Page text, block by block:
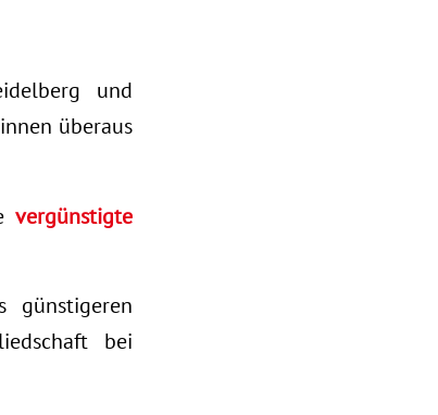
und
überaus
vergünstigte
günstigeren
bei